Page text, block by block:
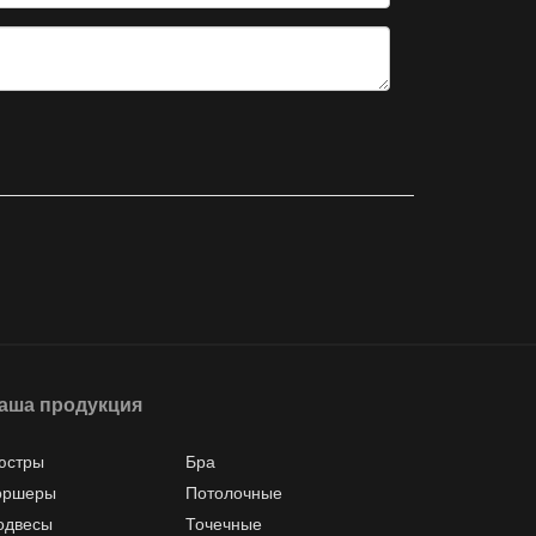
продукция
Бра
Потолочные
Точечные